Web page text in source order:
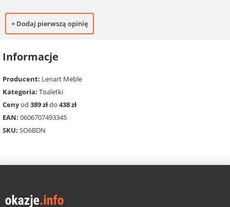
+ Dodaj pierwszą opinię
Informacje
Producent: Lenart Meble
Kategoria: Toaletki
Cenyod 389 złdo 438 zł
EAN: 0606707493345
SKU: SO6BDN